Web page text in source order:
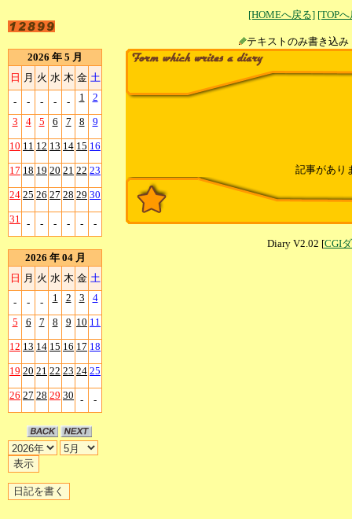
[HOMEへ戻る] [TOP
テキストのみ書
2026 年 5 月
日 月 火 水 木 金 土
- - - - - 1 2
3 4 5 6 7 8 9
10 11 12 13 14 15 16
17 18 19 20 21 22 23
24 25 26 27 28 29 30
31 - - - - - -
2026 年 04 月
日 月 火 水 木 金 土
- - - 1 2 3 4
5 6 7 8 9 10 11
12 13 14 15 16 17 18
19 20 21 22 23 24 25
26 27 28 29 30 - -
記事があり
Diary V2.02 [CGI